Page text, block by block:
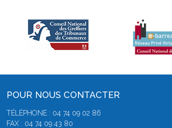
POUR NOUS CONTACTER
TÉLÉPHONE : 04 74 09 02 86
FAX : 04 74 09 43 80